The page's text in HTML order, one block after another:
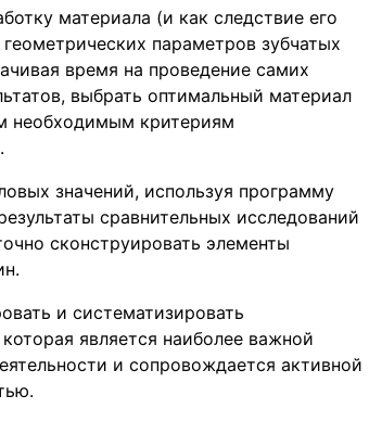
материала (и как следствие его
параметров зубчатых
время на проведение самих
выбрать оптимальный материал
необходимым критериям
значений, используя программу
сравнительных исследований
сконструировать элементы
и систематизировать
является наиболее важной
и сопровождается активной